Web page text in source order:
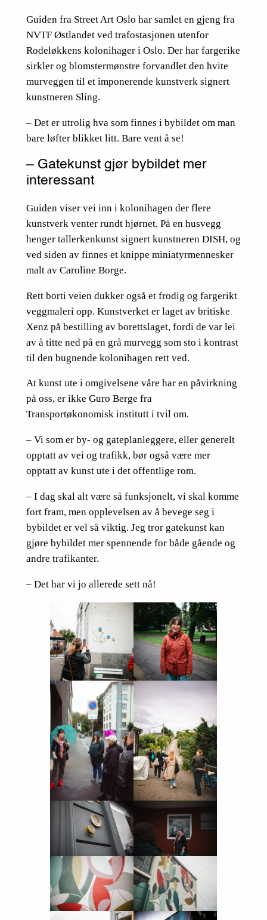
Guiden fra Street Art Oslo har samlet en gjeng fra
NVTF Østlandet ved trafostasjonen utenfor
Rodeløkkens kolonihager i Oslo. Der har fargerike
sirkler og blomstermønstre forvandlet den hvite
murveggen til et imponerende kunstverk signert
kunstneren Sling.
– Det er utrolig hva som finnes i bybildet om man
bare løfter blikket litt. Bare vent å se!
– Gatekunst gjør bybildet mer
interessant
Guiden viser vei inn i kolonihagen der flere
kunstverk venter rundt hjørnet. På en husvegg
henger tallerkenkunst signert kunstneren DISH, og
ved siden av finnes et knippe miniatyrmennesker
malt av Caroline Borge.
Rett borti veien dukker også et frodig og fargerikt
veggmaleri opp. Kunstverket er laget av britiske
Xenz på bestilling av borettslaget, fordi de var lei
av å titte ned på en grå murvegg som sto i kontrast
til den bugnende kolonihagen rett ved.
At kunst ute i omgivelsene våre har en påvirkning
på oss, er ikke Guro Berge fra
Transportøkonomisk institutt i tvil om.
– Vi som er by- og gateplanleggere, eller generelt
opptatt av vei og trafikk, bør også være mer
opptatt av kunst ute i det offentlige rom.
– I dag skal alt være så funksjonelt, vi skal komme
fort fram, men opplevelsen av å bevege seg i
bybildet er vel så viktig. Jeg tror gatekunst kan
gjøre bybildet mer spennende for både gående og
andre trafikanter.
– Det har vi jo allerede sett nå!